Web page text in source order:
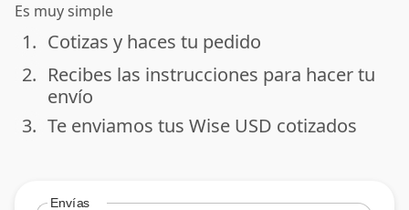
Es muy simple
done
1. Cotizas y haces tu pedido
done
2. Recibes las instrucciones para hacer tu
envío
done
3. Te enviamos tus Wise USD cotizados
Envías